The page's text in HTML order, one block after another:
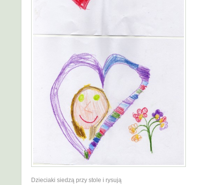
Dzieciaki siedzą przy stole i rysują